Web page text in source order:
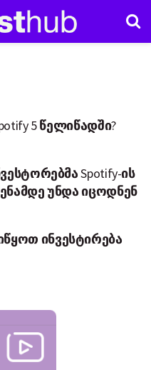
5 წელიწადში?
Spotify-ის
უნდა იცოდნენ
ინვესტირება